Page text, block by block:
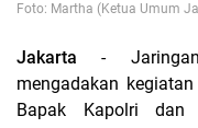
Foto: Martha (Ketua Umum
Jakarta - Jaringan
mengadakan
Bapak Kapolri dan